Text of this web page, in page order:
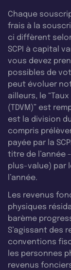
Chaque
frais à la
ci diffèrent
SCPI à capital
vous devez
possibles de
peut évoluer
ailleurs, le
(TDVM)” est
est la division
compris
payée par la
titre de l’année
plus-value) par
l’année.
Les revenus
physiques
barème
S’agissant des
conventions
les personnes
revenus